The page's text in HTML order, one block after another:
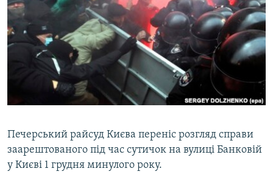
ВСЕ ЗА ДЕНЬ
СПЕЦПРОЕКТИ
ДЕПОРТАЦІЯ
ВІДЕОУРОКИ «ELIFBE»
СВІДЧЕННЯ ОКУПАЦІЇ
ІНФОГРАФІКА
ЯК ОБІЙТИ БЛОКУВАННЯ
Qırımtatar
ДОЛУЧАЙСЯ!
Печерський райсуд Києва переніс розгляд справи
заарештованого під час сутичок на вулиці Банковій
у Києві 1 грудня минулого року.